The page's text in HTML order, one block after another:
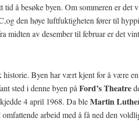
å besøke byen. Om sommeren er det
den høye luftfuktigheten fører til
midten av desember til februar er det
historie. Byen har vært kjent for å være
sted i denne byen på Ford’s Theatre
4 april 1968. Da bleMartin
omfattende arbeid med å få ned den